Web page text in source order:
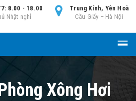
Trung Kính, Yên Hoà
Cầu Giấy – Hà Nội
8.00 - 18.00
Nhật nghỉ
Xông Hơi